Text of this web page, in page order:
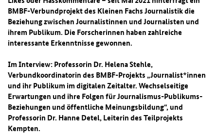
BMBF-Verbundprojekt des Kleinen Fachs Journalistik die
Beziehung zwischen Journalistinnen und Journalisten und
ihrem Publikum. Die Forscherinnen haben zahlreiche
interessante Erkenntnisse gewonnen.
Im Interview: Professorin Dr. Helena Stehle,
Verbundkoordinatorin des BMBF-Projekts „Journalist*innen
und ihr Publikum im digitalen Zeitalter. Wechselseitige
Erwartungen und ihre Folgen für Journalismus-Publikums-
Beziehungen und öffentliche Meinungsbildung“, und
Professorin Dr. Hanne Detel, Leiterin des Teilprojekts
Kempten.